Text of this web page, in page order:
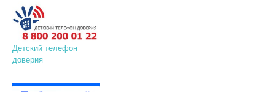
Детский телефон
доверия